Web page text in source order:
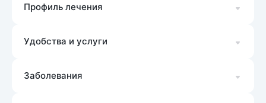
Профиль лечения
Удобства и услуги
Заболевания